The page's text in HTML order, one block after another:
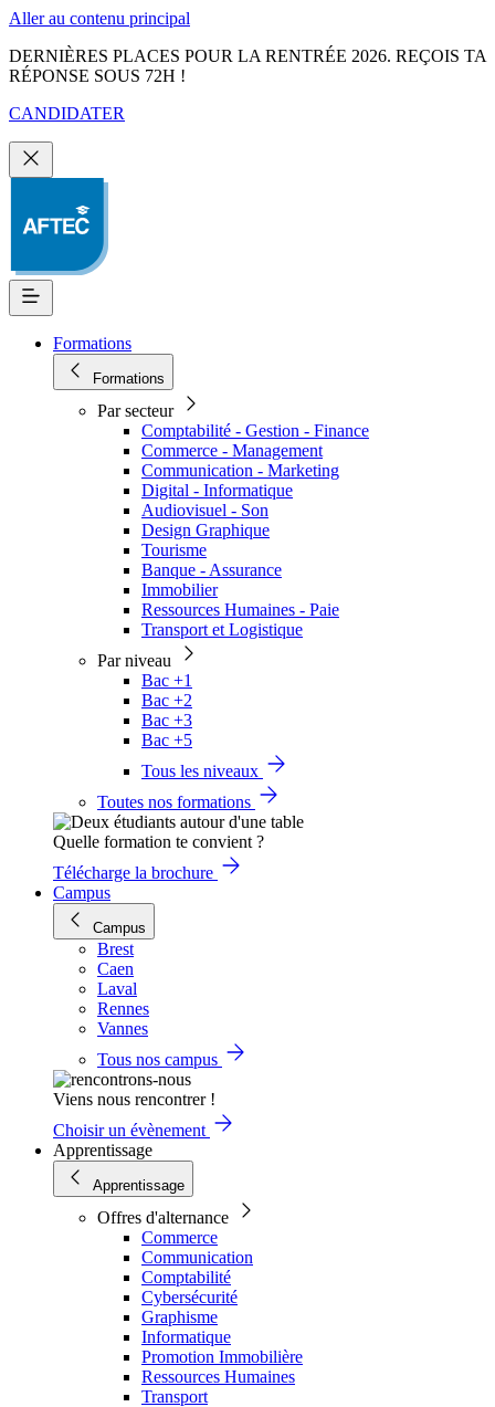
Aller au contenu principal
DERNIÈRES PLACES POUR LA RENTRÉE 2026. REÇOIS TA
RÉPONSE SOUS 72H !
CANDIDATER
Formations
Formations
Par secteur
Comptabilité - Gestion - Finance
Commerce - Management
Communication - Marketing
Digital - Informatique
Audiovisuel - Son
Design Graphique
Tourisme
Banque - Assurance
Immobilier
Ressources Humaines - Paie
Transport et Logistique
Par niveau
Bac +1
Bac +2
Bac +3
Bac +5
Tous les niveaux
Toutes nos formations
Quelle formation te convient ?
Télécharge la brochure
Campus
Campus
Brest
Caen
Laval
Rennes
Vannes
Tous nos campus
Viens nous rencontrer !
Choisir un évènement
Apprentissage
Apprentissage
Offres d'alternance
Commerce
Communication
Comptabilité
Cybersécurité
Graphisme
Informatique
Promotion Immobilière
Ressources Humaines
Transport